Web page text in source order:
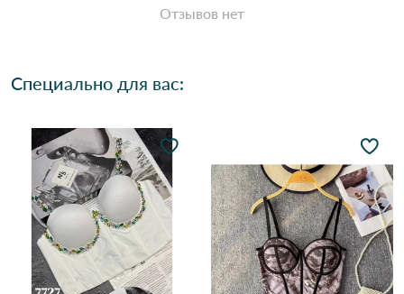
Отзывов нет
Специально для вас: